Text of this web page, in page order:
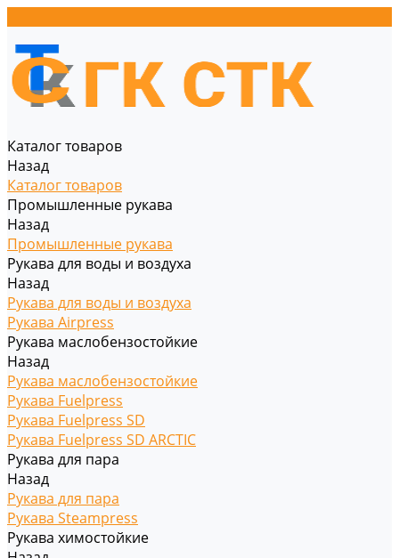
Каталог товаров
Назад
Каталог товаров
Промышленные рукава
Назад
Промышленные рукава
Рукава для воды и воздуха
Назад
Рукава для воды и воздуха
Рукава Airpress
Рукава маслобензостойкие
Назад
Рукава маслобензостойкие
Рукава Fuelpress
Рукава Fuelpress SD
Рукава Fuelpress SD ARCTIC
Рукава для пара
Назад
Рукава для пара
Рукава Steampress
Рукава химостойкие